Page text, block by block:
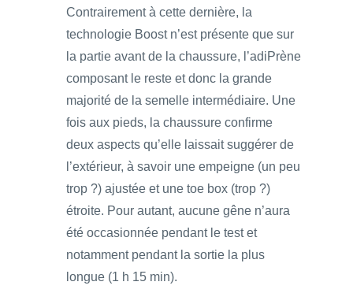
Contrairement à cette dernière, la
technologie Boost n’est présente que sur
la partie avant de la chaussure, l’adiPrène
composant le reste et donc la grande
majorité de la semelle intermédiaire. Une
fois aux pieds, la chaussure confirme
deux aspects qu’elle laissait suggérer de
l’extérieur, à savoir une empeigne (un peu
trop ?) ajustée et une toe box (trop ?)
étroite. Pour autant, aucune gêne n’aura
été occasionnée pendant le test et
notamment pendant la sortie la plus
longue (1 h 15 min).